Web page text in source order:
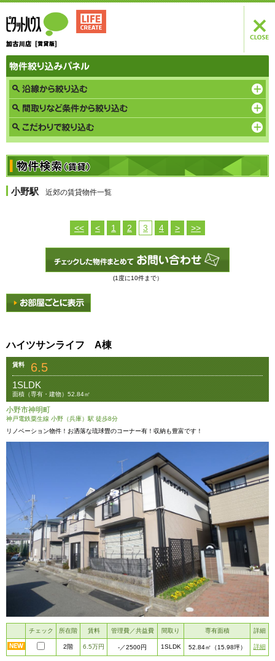
小野駅 近郊の賃貸物件一覧
<< < 1 2 3 4 > >>
(1度に10件まで）
ハイツサンライフ A棟
賃料 6.5
1SLDK
面積（専有・建物）52.84㎡
小野市神明町
神戸電鉄粟生線 小野（兵庫）駅 徒歩8分
リノベーション物件！お洒落な琉球畳のコーナー有！収納も豊富です！
チェック 所在階 賃料 管理費／共益費 間取り 専有面積 詳細
2階 6.5万円 -／2500円 1SLDK 52.84㎡ （15.98坪） 詳細